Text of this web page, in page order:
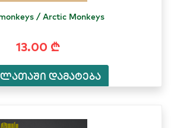
/ Arctic Monkeys
13.00 ₾
დამატება